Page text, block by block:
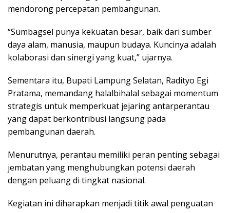
mendorong percepatan pembangunan.
“Sumbagsel punya kekuatan besar, baik dari sumber
daya alam, manusia, maupun budaya. Kuncinya adalah
kolaborasi dan sinergi yang kuat,” ujarnya.
Sementara itu, Bupati Lampung Selatan, Radityo Egi
Pratama, memandang halalbihalal sebagai momentum
strategis untuk memperkuat jejaring antarperantau
yang dapat berkontribusi langsung pada
pembangunan daerah.
Menurutnya, perantau memiliki peran penting sebagai
jembatan yang menghubungkan potensi daerah
dengan peluang di tingkat nasional.
Kegiatan ini diharapkan menjadi titik awal penguatan